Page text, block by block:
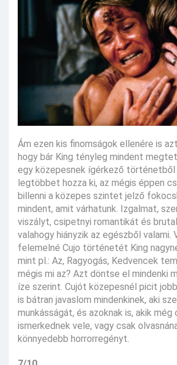
Ám ezen kis finomságok ellenére is
hogy bár King tényleg mindent
egy közepesnek ígérkező történetből
legtöbbet hozza ki, az mégis éppen
billenni a közepes szintet jelző
mindent, amit várhatunk. Izgalmat,
viszályt, csipetnyi romantikát és
valahogy hiányzik az egészből valami.
felemelné Cujo történetét King
mint pl.: Az, Ragyogás, Kedvencek
mégis mi az? Azt döntse el mindenki
íze szerint. Cujót közepesnél picit
is bátran javaslom mindenkinek, aki
munkásságát, és azoknak is, akik még
ismerkednek vele, vagy csak
könnyedebb horrorregényt.